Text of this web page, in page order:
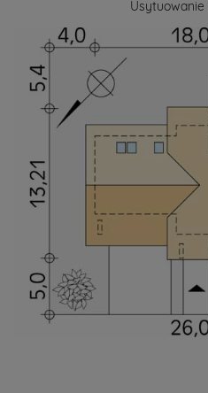
Usytuowanie